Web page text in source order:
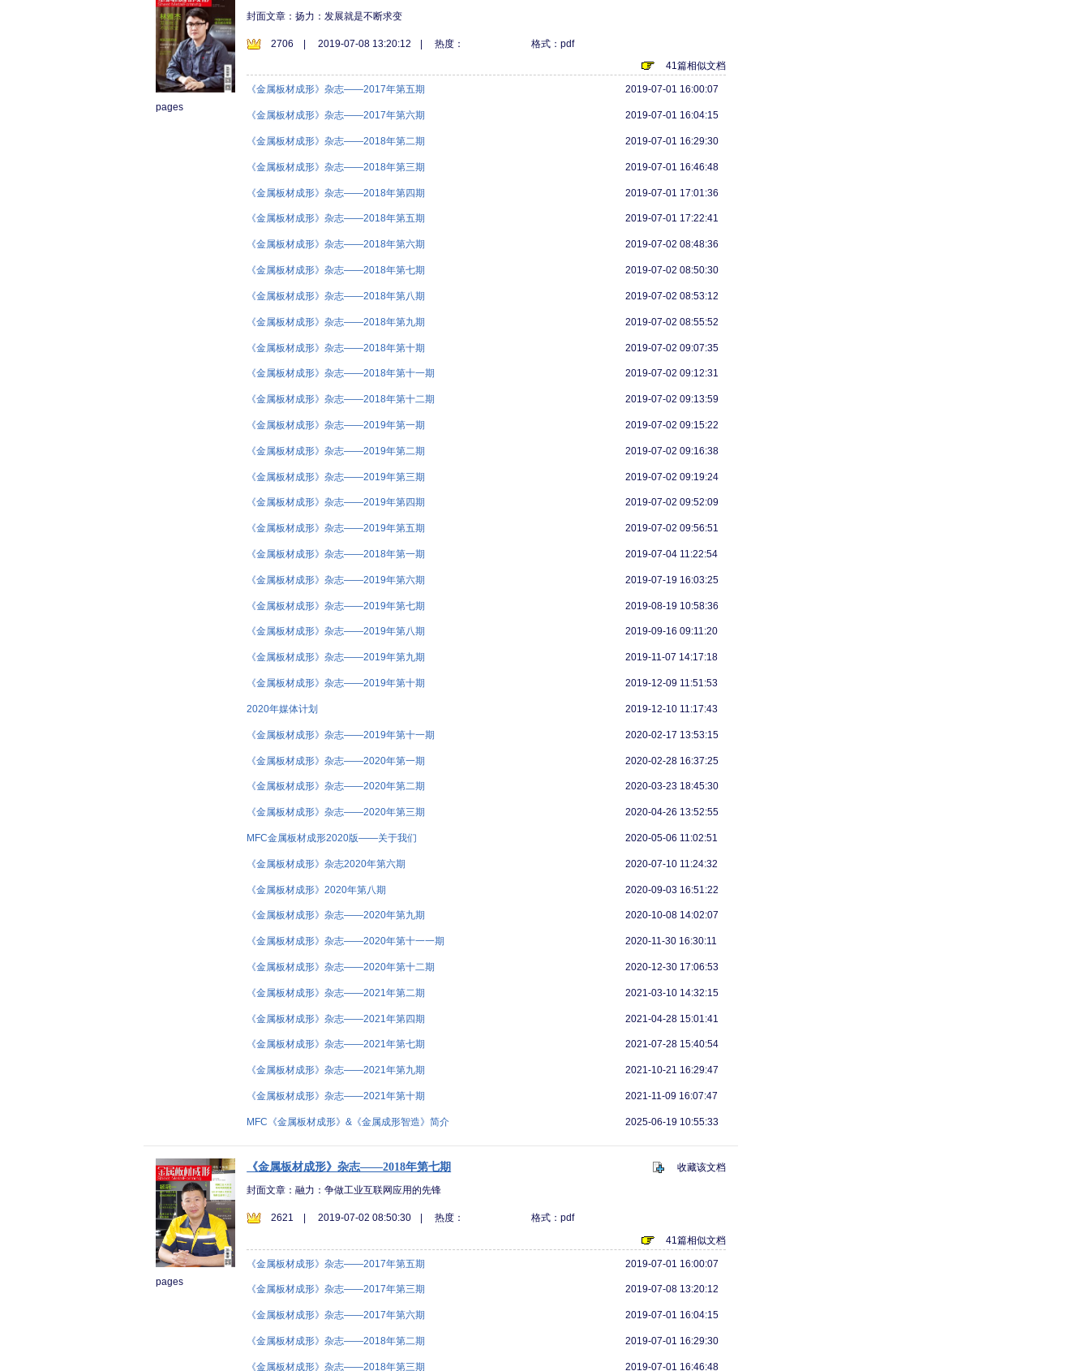
pages
封面文章：扬力：发展就是不断求变
2706 | 2019-07-08 13:20:12 | 热度：
格式：pdf
41篇相似文档
《金属板材成形》杂志——2017年第五期 2019-07-01 16:00:07
《金属板材成形》杂志——2017年第六期 2019-07-01 16:04:15
《金属板材成形》杂志——2018年第二期 2019-07-01 16:29:30
《金属板材成形》杂志——2018年第三期 2019-07-01 16:46:48
《金属板材成形》杂志——2018年第四期 2019-07-01 17:01:36
《金属板材成形》杂志——2018年第五期 2019-07-01 17:22:41
《金属板材成形》杂志——2018年第六期 2019-07-02 08:48:36
《金属板材成形》杂志——2018年第七期 2019-07-02 08:50:30
《金属板材成形》杂志——2018年第八期 2019-07-02 08:53:12
《金属板材成形》杂志——2018年第九期 2019-07-02 08:55:52
《金属板材成形》杂志——2018年第十期 2019-07-02 09:07:35
《金属板材成形》杂志——2018年第十一期 2019-07-02 09:12:31
《金属板材成形》杂志——2018年第十二期 2019-07-02 09:13:59
《金属板材成形》杂志——2019年第一期 2019-07-02 09:15:22
《金属板材成形》杂志——2019年第二期 2019-07-02 09:16:38
《金属板材成形》杂志——2019年第三期 2019-07-02 09:19:24
《金属板材成形》杂志——2019年第四期 2019-07-02 09:52:09
《金属板材成形》杂志——2019年第五期 2019-07-02 09:56:51
《金属板材成形》杂志——2018年第一期 2019-07-04 11:22:54
《金属板材成形》杂志——2019年第六期 2019-07-19 16:03:25
《金属板材成形》杂志——2019年第七期 2019-08-19 10:58:36
《金属板材成形》杂志——2019年第八期 2019-09-16 09:11:20
《金属板材成形》杂志——2019年第九期 2019-11-07 14:17:18
《金属板材成形》杂志——2019年第十期 2019-12-09 11:51:53
2020年媒体计划 2019-12-10 11:17:43
《金属板材成形》杂志——2019年第十一期 2020-02-17 13:53:15
《金属板材成形》杂志——2020年第一期 2020-02-28 16:37:25
《金属板材成形》杂志——2020年第二期 2020-03-23 18:45:30
《金属板材成形》杂志——2020年第三期 2020-04-26 13:52:55
MFC金属板材成形2020版——关于我们 2020-05-06 11:02:51
《金属板材成形》杂志2020年第六期 2020-07-10 11:24:32
《金属板材成形》2020年第八期 2020-09-03 16:51:22
《金属板材成形》杂志——2020年第九期 2020-10-08 14:02:07
《金属板材成形》杂志——2020年第十一一期 2020-11-30 16:30:11
《金属板材成形》杂志——2020年第十二期 2020-12-30 17:06:53
《金属板材成形》杂志——2021年第二期 2021-03-10 14:32:15
《金属板材成形》杂志——2021年第四期 2021-04-28 15:01:41
《金属板材成形》杂志——2021年第七期 2021-07-28 15:40:54
《金属板材成形》杂志——2021年第九期 2021-10-21 16:29:47
《金属板材成形》杂志——2021年第十期 2021-11-09 16:07:47
MFC《金属板材成形》&《金属成形智造》简介 2025-06-19 10:55:33
pages
《金属板材成形》杂志——2018年第七期
收藏该文档
封面文章：融力：争做工业互联网应用的先锋
2621 | 2019-07-02 08:50:30 | 热度：
格式：pdf
41篇相似文档
《金属板材成形》杂志——2017年第五期 2019-07-01 16:00:07
《金属板材成形》杂志——2017年第三期 2019-07-08 13:20:12
《金属板材成形》杂志——2017年第六期 2019-07-01 16:04:15
《金属板材成形》杂志——2018年第二期 2019-07-01 16:29:30
《金属板材成形》杂志——2018年第三期 2019-07-01 16:46:48